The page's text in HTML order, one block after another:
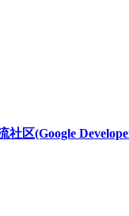
社区(Google